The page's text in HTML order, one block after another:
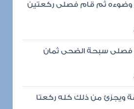
وضوءه ثم قام فصلى ركعتين
فصلى سبحة الضحى ثمان
ويجزئ من ذلك كله ركعتا